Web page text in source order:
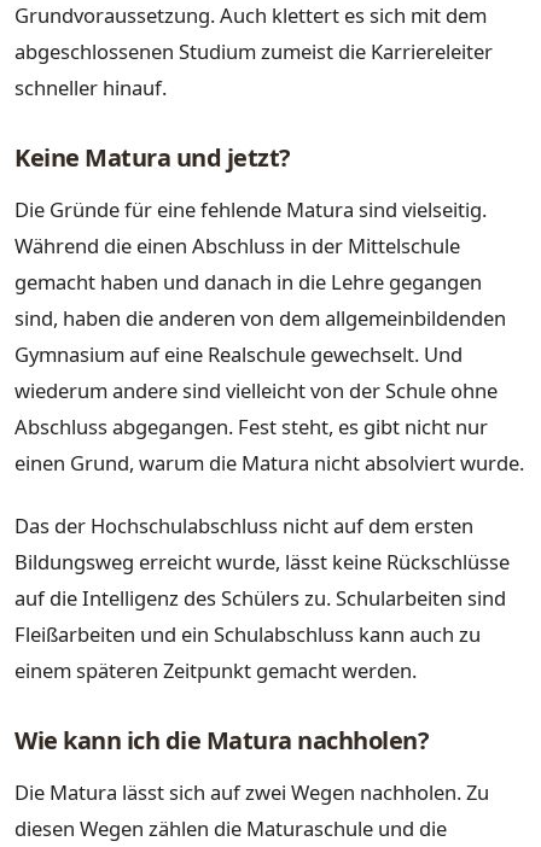
Grundvoraussetzung. Auch klettert es sich mit dem
abgeschlossenen Studium zumeist die Karriereleiter
schneller hinauf.
Keine Matura und jetzt?
Die Gründe für eine fehlende Matura sind vielseitig.
Während die einen Abschluss in der Mittelschule
gemacht haben und danach in die Lehre gegangen
sind, haben die anderen von dem allgemeinbildenden
Gymnasium auf eine Realschule gewechselt. Und
wiederum andere sind vielleicht von der Schule ohne
Abschluss abgegangen. Fest steht, es gibt nicht nur
einen Grund, warum die Matura nicht absolviert wurde.
Das der Hochschulabschluss nicht auf dem ersten
Bildungsweg erreicht wurde, lässt keine Rückschlüsse
auf die Intelligenz des Schülers zu. Schularbeiten sind
Fleißarbeiten und ein Schulabschluss kann auch zu
einem späteren Zeitpunkt gemacht werden.
Wie kann ich die Matura nachholen?
Die Matura lässt sich auf zwei Wegen nachholen. Zu
diesen Wegen zählen die Maturaschule und die